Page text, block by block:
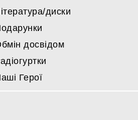
диски
досвідом
Герої